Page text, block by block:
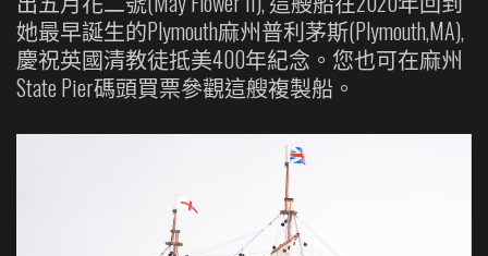
她最早誕生的Plymouth麻州普利茅斯(Plymouth,MA),
慶祝英國清教徒抵美400年紀念。您也可在麻州
State Pier碼頭買票參觀這艘複製船。